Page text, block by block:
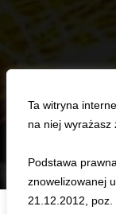
Ta witryna
na niej wyrażasz
Podstawa
znowelizowanej
21.12.2012, poz.